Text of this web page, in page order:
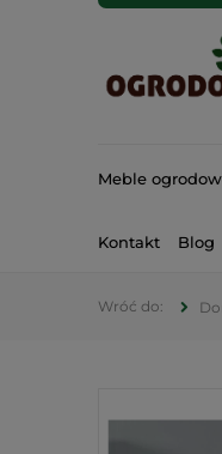
Meble
Kontakt Blog